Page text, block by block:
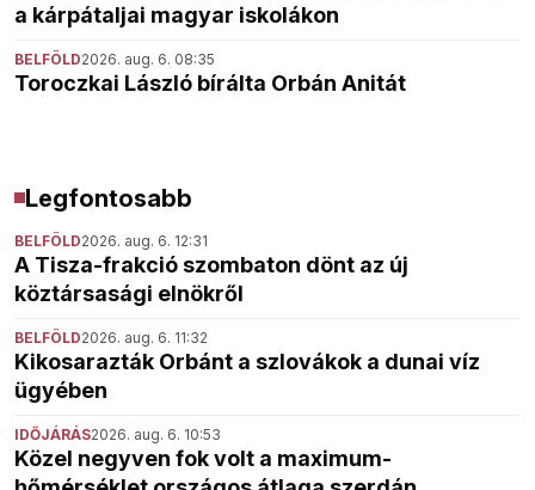
a kárpátaljai magyar iskolákon
BELFÖLD2026. aug. 6. 08:35
Toroczkai László bírálta Orbán Anitát
Legfontosabb
BELFÖLD2026. aug. 6. 12:31
A Tisza-frakció szombaton dönt az új
köztársasági elnökről
BELFÖLD2026. aug. 6. 11:32
Kikosarazták Orbánt a szlovákok a dunai víz
ügyében
IDŐJÁRÁS2026. aug. 6. 10:53
Közel negyven fok volt a maximum-